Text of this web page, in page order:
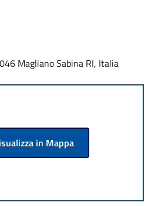
Magliano Sabina RI, Italia
in Mappa